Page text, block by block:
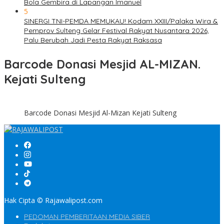
Bola Gembira di Lapangan Imanuel
5
SINERGI TNI-PEMDA MEMUKAU! Kodam XXIII/Palaka Wira &
Pemprov Sulteng Gelar Festival Rakyat Nusantara 2026,
Palu Berubah Jadi Pesta Rakyat Raksasa
Barcode Donasi Mesjid AL-MIZAN.
Kejati Sulteng
Barcode Donasi Mesjid Al-Mizan Kejati Sulteng
Hak Cipta © Rajawalipost.com
PEDOMAN PEMBERITAAN MEDIA SIBER